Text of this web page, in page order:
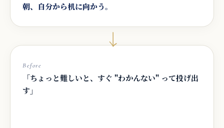
朝、自分から机に向かう。
Before
「ちょっと難しいと、すぐ "わかんない" って投げ出
す」
→